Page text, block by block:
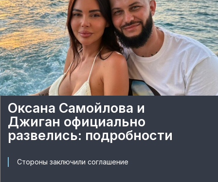
Оксана Самойлова и
Джиган официально
развелись: подробности
Стороны заключили соглашение